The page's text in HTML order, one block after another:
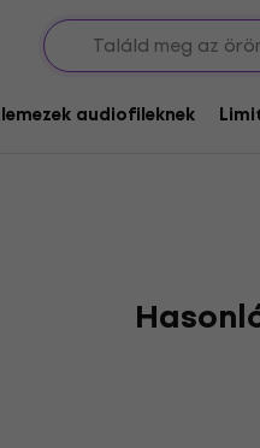
audiofileknek